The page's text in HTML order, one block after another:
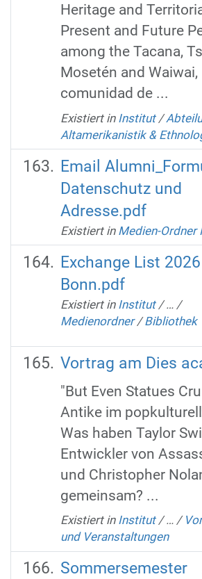
Heritage and
Present and Future
among the Tacana,
Mosetén and Waiwai,
comunidad de ...
Existiert in Institut /
Altamerikanistik &
Email
Datenschutz und
Adresse.pdf
Existiert in Medien-Ordner
Exchange List 2026
Bonn.pdf
Existiert in Institut /… /
Medienordner /Bibliothek
Vortrag am Dies
"But Even Statues
Antike im
Was haben Taylor
Entwickler von
und Christopher
gemeinsam? ...
Existiert in Institut /… /
und Veranstaltungen
Sommersemester